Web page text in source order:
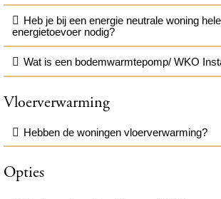
Heb je bij een energie neutrale woning
energietoevoer nodig?
Wat is een bodemwarmtepomp/ WKO
Vloerverwarming
Hebben de woningen vloerverwarming?
Opties